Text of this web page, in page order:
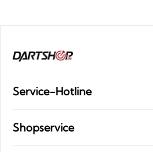
Service-Hotline
Shopservice